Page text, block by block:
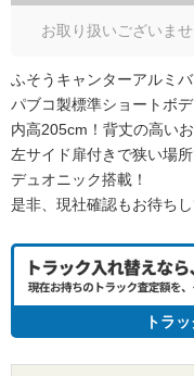
お取り扱いございま
ふそうキャンターアルミバ
パブコ製標準ショートボデ
内高205cm！背丈の高い
左サイド扉付きで狭い場
デュオニック搭載！
是非、現社確認もお待ちし
トラ